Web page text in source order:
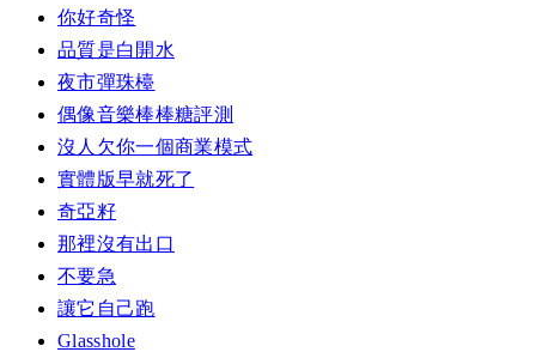
你好奇怪
品質是白開水
夜市彈珠檯
偶像音樂棒棒糖評測
沒人欠你一個商業模式
實體版早就死了
奇亞籽
那裡沒有出口
不要急
讓它自己跑
Glasshole